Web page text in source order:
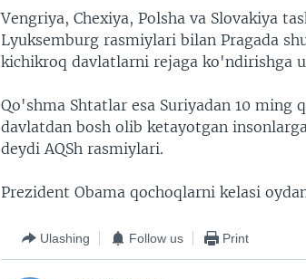
Vengriya, Chexiya, Polsha va Slovakiya
Lyuksemburg rasmiylari bilan Pragada
kichikroq davlatlarni rejaga ko'ndirishga
Qo'shma Shtatlar esa Suriyadan 10
davlatdan bosh olib ketayotgan
deydi AQSh rasmiylari.
Prezident Obama qochoqlarni kelasi
Ulashing Follow us Print